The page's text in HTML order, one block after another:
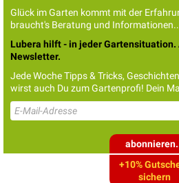
Glück im Garten kommt mit der
braucht's Beratung und
Lubera hilft - in jeder
Newsletter.
Jede Woche Tipps & Tricks,
wirst auch Du zum Gartenprofi! Dein
+10%
sichern